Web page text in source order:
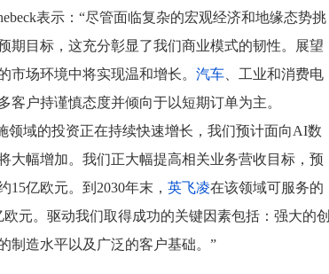
表示：“尽管面临复杂的宏观经济和地缘态势挑
期目标，这充分彰显了我们商业模式的韧性。展望
市场环境中将实现温和增长。 汽车 、工业和消费电
客户持谨慎态度并倾向于以短期订单为主。
领域的投资正在持续快速增长，我们预计面向AI数
大幅增加。我们正大幅提高相关业务营收目标，预
15亿欧元。到2030年末， 英飞凌在该领域可服务的
元。驱动我们取得成功的关键因素包括：强大的创
制造水平以及广泛的客户基础。”